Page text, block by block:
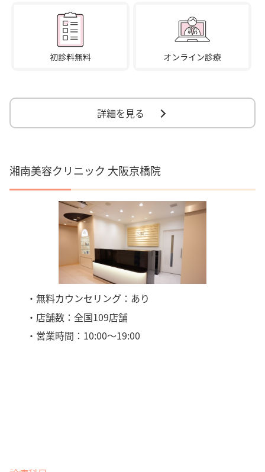
詳細を見る
湘南美容クリニック 大阪京橋院
・無料カウンセリング：あり
・店舗数：全国109店舗
・営業時間：10:00〜19:00